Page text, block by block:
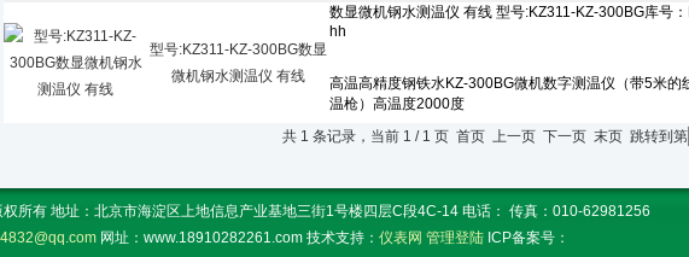
型号:KZ311-KZ-300BG数显
微机钢水测温仪 有线
共 1 条记录，当前 1 / 1 页 首页 上一页 下一页 末页 跳转到第
所有 地址：北京市海淀区上地信息产业基地三街1号楼四层C段4C-14 电话： 传真：010-62981256
网址：www.18910282261.com 技术支持： 仪表网 管理登陆 ICP备案号：